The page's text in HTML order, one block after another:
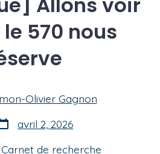
570 nous
Olivier Gagnon
avril 2, 2026
Carnet de recherche